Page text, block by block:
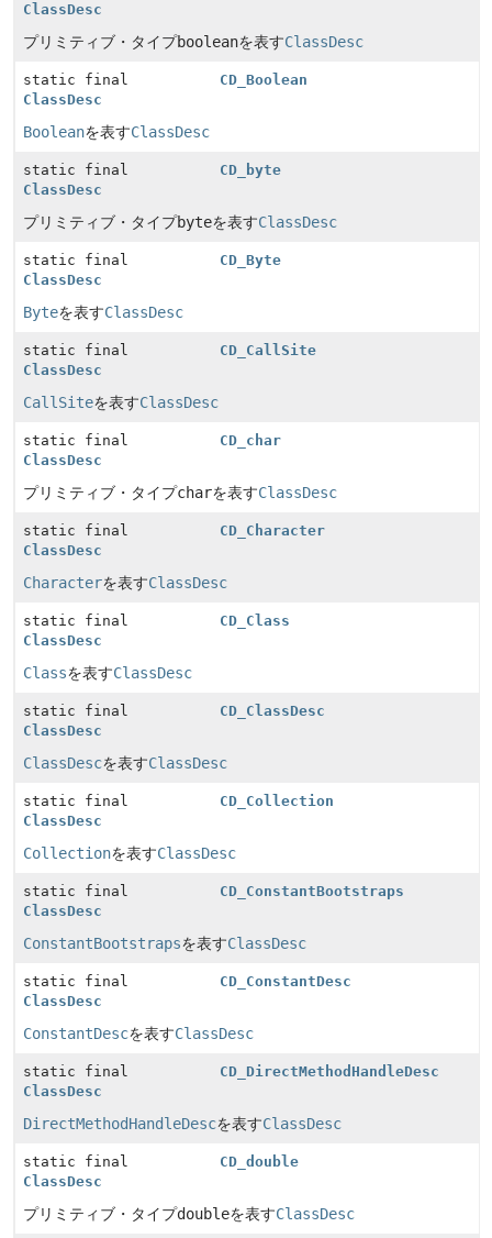
ClassDesc
プリミティブ・タイプbooleanを表すClassDesc
static final
ClassDesc
CD_Boolean
Booleanを表すClassDesc
static final
ClassDesc
CD_byte
プリミティブ・タイプbyteを表すClassDesc
static final
ClassDesc
CD_Byte
Byteを表すClassDesc
static final
ClassDesc
CD_CallSite
CallSiteを表すClassDesc
static final
ClassDesc
CD_char
プリミティブ・タイプcharを表すClassDesc
static final
ClassDesc
CD_Character
Characterを表すClassDesc
static final
ClassDesc
CD_Class
Classを表すClassDesc
static final
ClassDesc
CD_ClassDesc
ClassDescを表すClassDesc
static final
ClassDesc
CD_Collection
Collectionを表すClassDesc
static final
ClassDesc
CD_ConstantBootstraps
ConstantBootstrapsを表すClassDesc
static final
ClassDesc
CD_ConstantDesc
ConstantDescを表すClassDesc
static final
ClassDesc
CD_DirectMethodHandleDesc
DirectMethodHandleDescを表すClassDesc
static final
ClassDesc
CD_double
プリミティブ・タイプdoubleを表すClassDesc